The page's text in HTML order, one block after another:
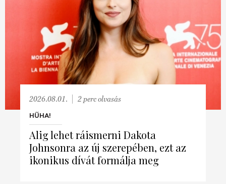
Alig lehet ráismerni Dakota
Johnsonra az új szerepében, ezt az
ikonikus dívát formálja meg
2026.08.01. 2 perc olvasás
HŰHA!